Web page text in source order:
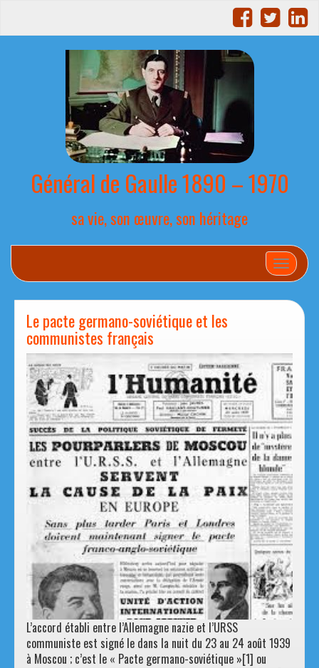
Général de Gaulle 1890 – 1970
sa vie, son œuvre, son héritage
Le pacte germano-soviétique et les
communistes français
L’accord établi entre l’Allemagne nazie et l’URSS
communiste est signé le dans la nuit du 23 au 24 août 1939
à Moscou ; c’est le « Pacte germano-soviétique »[1] ou